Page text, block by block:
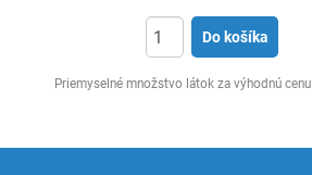
Do košíka
Priemyselné množstvo látok za výhodnú cenu